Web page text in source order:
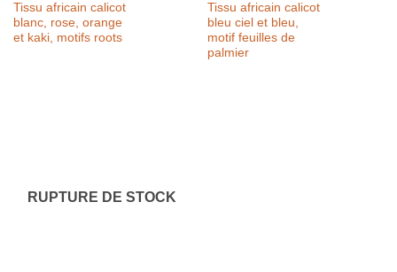
Tissu africain calicot
blanc, rose, orange
et kaki, motifs roots
Tissu africain calicot
bleu ciel et bleu,
motif feuilles de
palmier
RUPTURE DE STOCK